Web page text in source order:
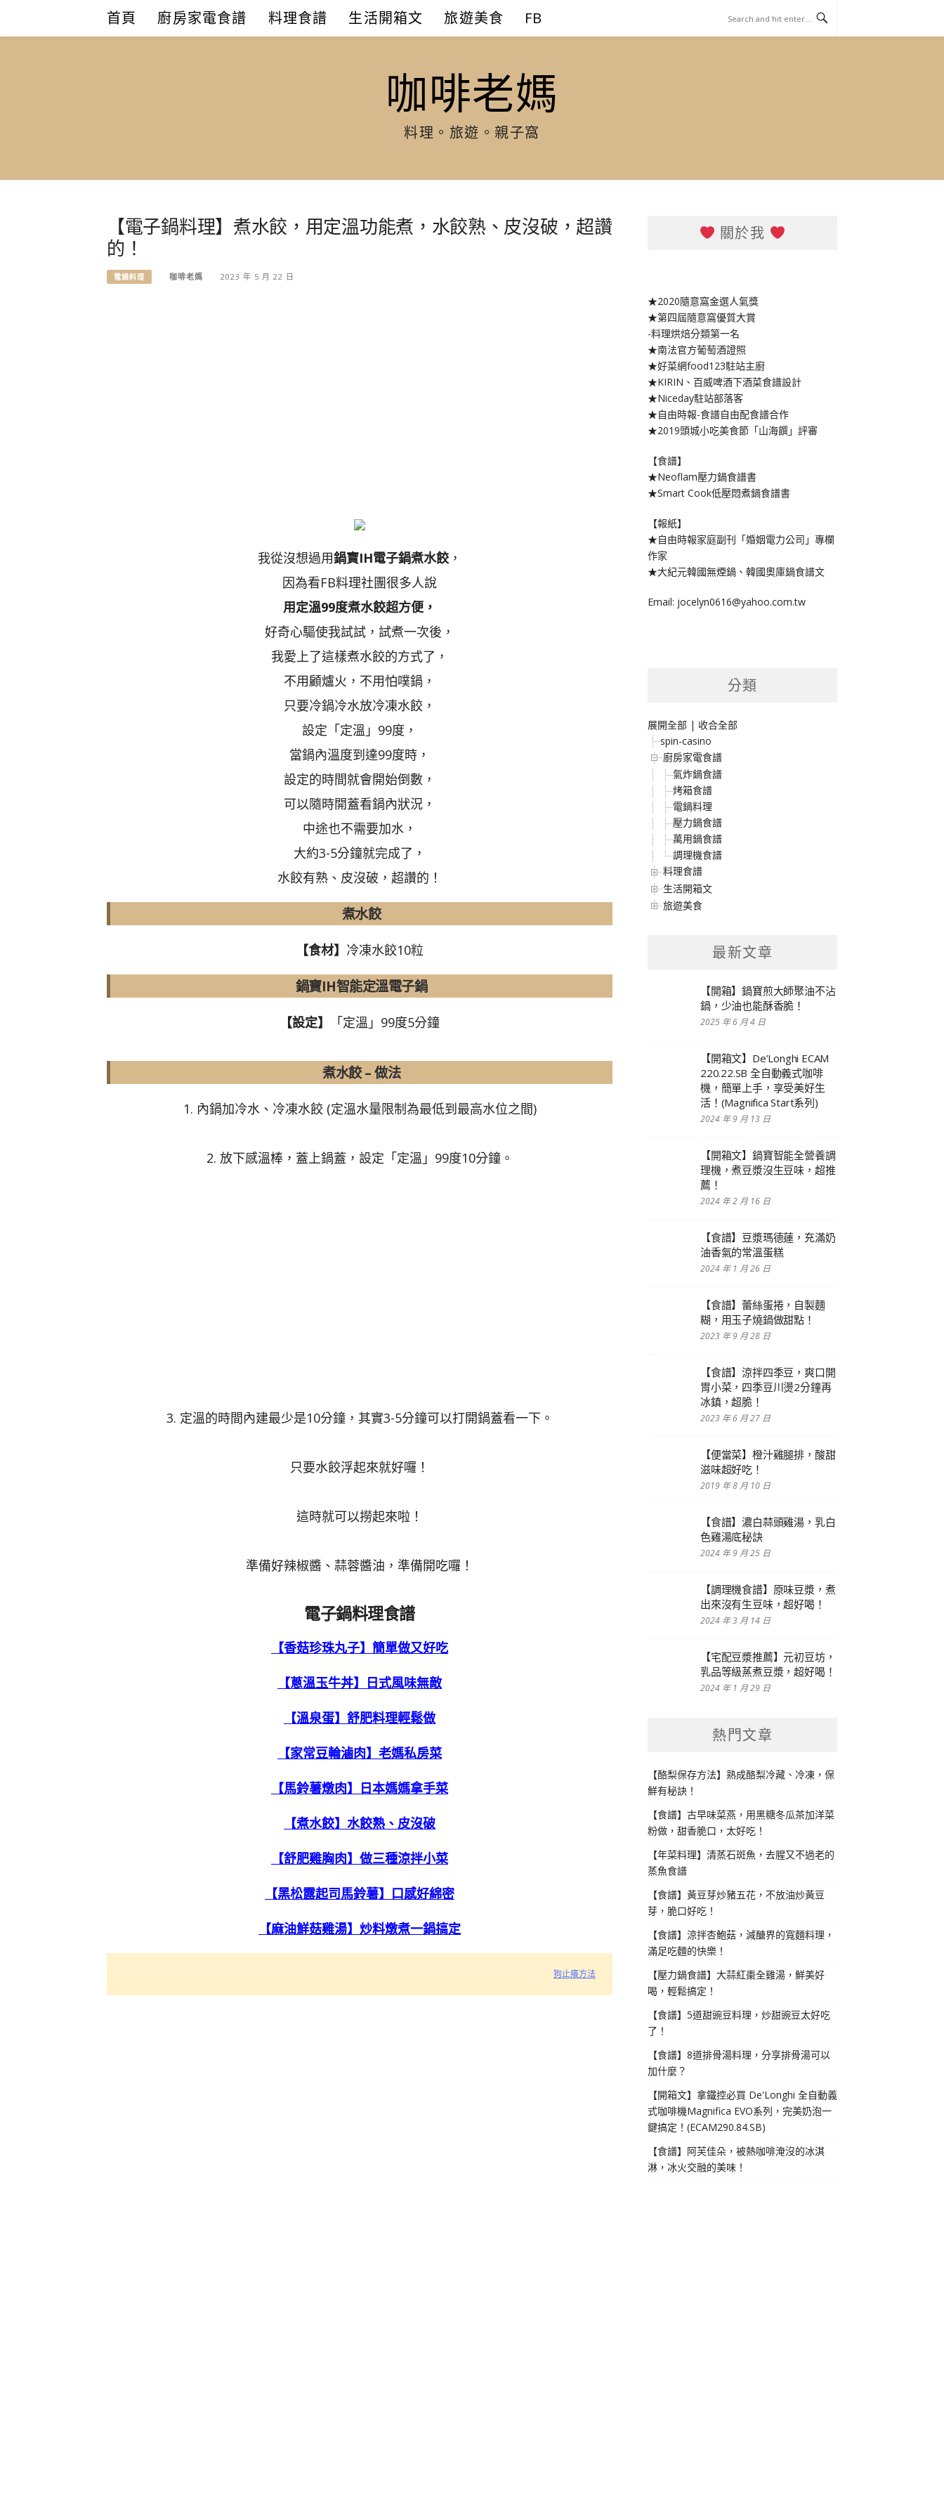
content
首頁 廚房家電食譜 料理食譜 生活開箱文 旅遊美食 FB
咖啡老媽
料理。旅遊。親子窩
【電子鍋料理】煮水餃，用定溫功能煮，水餃熟、皮沒破，超讚
的！
電鍋料理 咖啡老媽 2023 年 5 月 22 日
我從沒想過用鍋寶IH電子鍋煮水餃 ，
因為看FB料理社團很多人說
用定溫99度煮水餃超方便，
好奇心驅使我試試，試煮一次後，
我愛上了這樣煮水餃的方式了，
不用顧爐火，不用怕噗鍋，
只要冷鍋冷水放冷凍水餃，
設定「定溫」99度，
當鍋內溫度到達99度時，
設定的時間就會開始倒數，
可以隨時開蓋看鍋內狀況，
中途也不需要加水，
大約3-5分鐘就完成了，
水餃有熟、皮沒破，超讚的！
煮水餃
【食材】 冷凍水餃10粒
鍋寶IH智能定溫電子鍋
【設定】 「定溫」99度5分鐘
煮水餃 – 做法
1. 內鍋加冷水、冷凍水餃 (定溫水量限制為最低到最高水位之間)
2. 放下感溫棒，蓋上鍋蓋，設定「定溫」99度10分鐘。
3. 定溫的時間內建最少是10分鐘，其實3-5分鐘可以打開鍋蓋看一下。
只要水餃浮起來就好囉！
這時就可以撈起來啦！
準備好辣椒醬、蒜蓉醬油，準備開吃囉！
電子鍋料理食譜
【香菇珍珠丸子】簡單做又好吃
【蔥溫玉牛丼】日式風味無敵
【溫泉蛋】舒肥料理輕鬆做
【家常豆輪滷肉】老媽私房菜
【馬鈴薯燉肉】日本媽媽拿手菜
【煮水餃】水餃熟、皮沒破
【舒肥雞胸肉】做三種涼拌小菜
【黑松露起司馬鈴薯】口感好綿密
【麻油鮮菇雞湯】炒料燉煮一鍋搞定
狗止癢方法
關於我
★2020隨意窩金選人氣獎
★第四屆隨意窩優質大賞
-料理烘焙分類第一名
★南法官方葡萄酒證照
★好菜網food123駐站主廚
★KIRIN、百威啤酒下酒菜食譜設計
★Niceday駐站部落客
★自由時報-食譜自由配食譜合作
★2019頭城小吃美食節「山海饌」評審
【食譜】
★Neoflam壓力鍋食譜書
★Smart Cook低壓悶煮鍋食譜書
【報紙】
★自由時報家庭副刊「婚姻電力公司」專欄
作家
★大紀元韓國無煙鍋、韓國奧庫鍋食譜文
Email: jocelyn0616@yahoo.com.tw
分類
展開全部 | 收合全部
spin-casino
廚房家電食譜
氣炸鍋食譜
烤箱食譜
電鍋料理
壓力鍋食譜
萬用鍋食譜
調理機食譜
料理食譜
生活開箱文
旅遊美食
最新文章
【開箱】鍋寶煎大師聚油不沾
鍋，少油也能酥香脆！
2025 年 6 月 4 日
【開箱文】De’Longhi ECAM
220.22.SB 全自動義式咖啡
機，簡單上手，享受美好生
活！(Magnifica Start系列)
2024 年 9 月 13 日
【開箱文】鍋寶智能全營養調
理機，煮豆漿沒生豆味，超推
薦！
2024 年 2 月 16 日
【食譜】豆漿瑪德蓮，充滿奶
油香氣的常溫蛋糕
2024 年 1 月 26 日
【食譜】蕾絲蛋捲，自製麵
糊，用玉子燒鍋做甜點！
2023 年 9 月 28 日
【食譜】涼拌四季豆，爽口開
胃小菜，四季豆川燙2分鐘再
冰鎮，超脆！
2023 年 6 月 27 日
【便當菜】橙汁雞腿排，酸甜
滋味超好吃！
2019 年 8 月 10 日
【食譜】濃白蒜頭雞湯，乳白
色雞湯底秘訣
2024 年 9 月 25 日
【調理機食譜】原味豆漿，煮
出來沒有生豆味，超好喝！
2024 年 3 月 14 日
【宅配豆漿推薦】元初豆坊，
乳品等級蒸煮豆漿，超好喝！
2024 年 1 月 29 日
熱門文章
【酪梨保存方法】熟成酪梨冷藏、冷凍，保
鮮有秘訣！
【食譜】古早味菜燕，用黑糖冬瓜茶加洋菜
粉做，甜香脆口，太好吃！
【年菜料理】清蒸石斑魚，去腥又不過老的
蒸魚食譜
【食譜】黃豆芽炒豬五花，不放油炒黃豆
芽，脆口好吃！
【食譜】涼拌杏鮑菇，減醣界的寬麵料理，
滿足吃麵的快樂！
【壓力鍋食譜】大蒜紅棗全雞湯，鮮美好
喝，輕鬆搞定！
【食譜】5道甜豌豆料理，炒甜豌豆太好吃
了！
【食譜】8道排骨湯料理，分享排骨湯可以
加什麼？
【開箱文】拿鐵控必買 De'Longhi 全自動義
式咖啡機Magnifica EVO系列，完美奶泡一
鍵搞定！(ECAM290.84.SB)
【食譜】阿芙佳朵，被熱咖啡淹沒的冰淇
淋，冰火交融的美味！